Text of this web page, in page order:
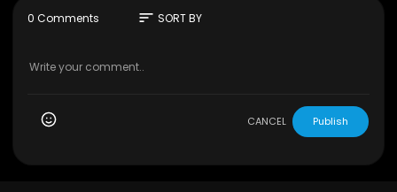
0 Comments sort SORT BY
CANCEL Publish